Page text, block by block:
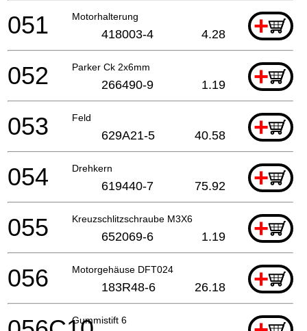
Motorhalterung +
051 418003-4 4.28
Parker Ck 2x6mm +
052 266490-9 1.19
Feld +
053 629A21-5 40.58
Drehkern +
054 619440-7 75.92
Kreuzschlitzschraube M3X6 +
055 652069-6 1.19
Motorgehäuse DFT024 +
056 183R48-6 26.18
Gummistift 6